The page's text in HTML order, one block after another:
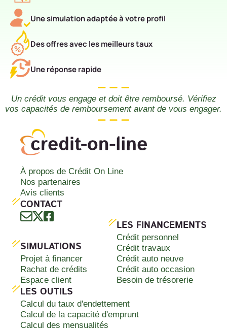
Une simulation adaptée à votre profil
Des offres avec les meilleurs taux
Une réponse rapide
Un crédit vous engage et doit être remboursé. Vérifiez
vos capacités de remboursement avant de vous engager.
À propos de Crédit On Line
Nos partenaires
Avis clients
CONTACT
SIMULATIONS
Projet à financer
Rachat de crédits
Espace client
LES FINANCEMENTS
Crédit personnel
Crédit travaux
Crédit auto neuve
Crédit auto occasion
Besoin de trésorerie
LES OUTILS
Calcul du taux d'endettement
Calcul de la capacité d'emprunt
Calcul des mensualités